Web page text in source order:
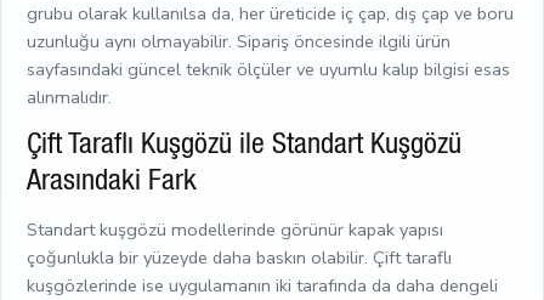
grubu olarak kullanılsa da, her üreticide iç çap, dış çap ve boru
uzunluğu aynı olmayabilir. Sipariş öncesinde ilgili ürün
sayfasındaki güncel teknik ölçüler ve uyumlu kalıp bilgisi esas
alınmalıdır.
Çift Taraflı Kuşgözü ile Standart Kuşgözü
Arasındaki Fark
Standart kuşgözü modellerinde görünür kapak yapısı
çoğunlukla bir yüzeyde daha baskın olabilir. Çift taraflı
kuşgözlerinde ise uygulamanın iki tarafında da daha dengeli